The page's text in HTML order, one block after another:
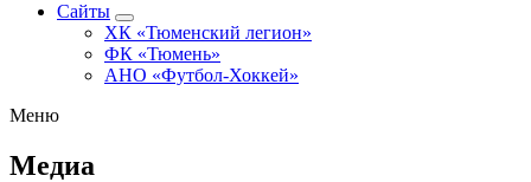
Сайты
ХК «Тюменский легион»
ФК «Тюмень»
АНО «Футбол-Хоккей»
Меню
Медиа